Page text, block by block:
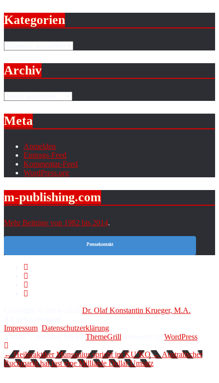
Kategorien
Archiv
Meta
Anmelden
Eintrags-Feed
Kommentar-Feed
WordPress.org
m-publishing.com
Mehr Beiträge von 1982 bis 2014.
Pressekontakt
Dr. Olaf Konstantin Krueger, M.A.
Impressum Datenschutzerklärung
ThemeGrill WordPress
← Heilpraktiker Munsonius spricht im KU’KO← Australischer
Buchmarkt hat fast eine Milliarde Dollar Umsatz